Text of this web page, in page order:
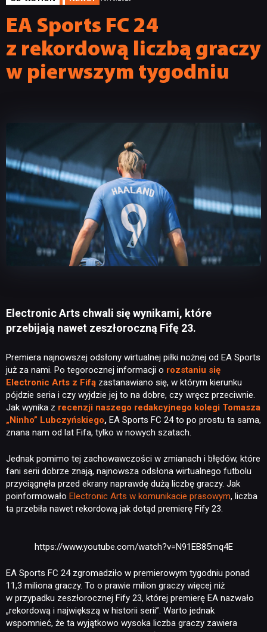
EA Sports FC 24
z rekordową liczbą graczy
w pierwszym tygodniu
Electronic Arts chwali się wynikami, które
przebijają nawet zeszłoroczną Fifę 23.
Premiera najnowszej odsłony wirtualnej piłki nożnej od EA Sports
już za nami. Po tegorocznej informacji o rozstaniu się
Electronic Arts z Fifą zastanawiano się, w którym kierunku
pójdzie seria i czy wyjdzie jej to na dobre, czy wręcz przeciwnie.
Jak wynika z recenzji naszego redakcyjnego kolegi Tomasza
„Ninho” Lubczyńskiego, EA Sports FC 24 to po prostu ta sama,
znana nam od lat Fifa, tylko w nowych szatach.
Jednak pomimo tej zachowawczości w zmianach i błędów, które
fani serii dobrze znają, najnowsza odsłona wirtualnego futbolu
przyciągnęła przed ekrany naprawdę dużą liczbę graczy. Jak
poinformowało Electronic Arts w komunikacie prasowym, liczba
ta przebiła nawet rekordową jak dotąd premierę Fify 23.
https://www.youtube.com/watch?v=N91EB85mq4E
EA Sports FC 24 zgromadziło w premierowym tygodniu ponad
11,3 miliona graczy. To o prawie milion graczy więcej niż
w przypadku zeszłorocznej Fify 23, której premierę EA nazwało
„rekordową i największą w historii serii”. Warto jednak
wspomnieć, że ta wyjątkowo wysoka liczba graczy zawiera